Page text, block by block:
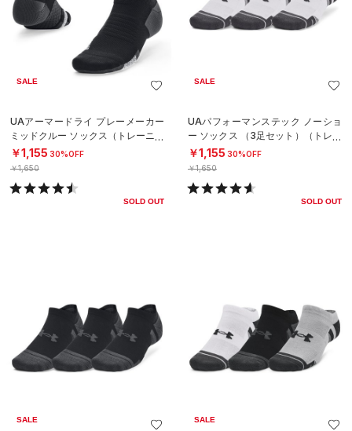
SALE
UAアーマードライ プレーメーカー
ミッドクルー ソックス（トレーニン
グ/UNISEX）
￥1,155 30%OFF
￥1,650
SOLD OUT
SALE
UAパフォーマンステック ノーショ
ー ソックス （3足セット）（トレー
ニング/UNISEX）
￥1,155 30%OFF
￥1,650
SOLD OUT
SALE SALE